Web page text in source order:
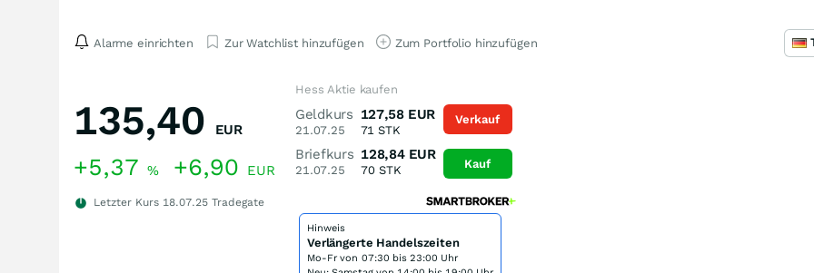
Alarme einrichten Zur Watchlist hinzufügen Zum Portfolio hinzufügen
135,40 EUR
+5,37 % +6,90 EUR
Letzter Kurs 18.07.25 Tradegate
Hess Aktie kaufen
Geldkurs
21.07.25
127,58 EUR
71 STK
Briefkurs
21.07.25
128,84 EUR
70 STK
Verkauf
Kauf
Hinweis
Verlängerte Handelszeiten
Mo-Fr von 07:30 bis 23:00 Uhr